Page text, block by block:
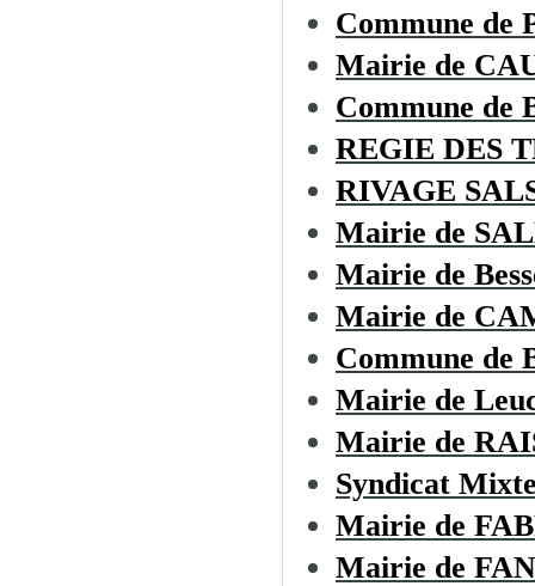
Commune de
Mairie de
Commune de
REGIE DES
RIVAGE
Mairie de
Mairie de
Mairie de
Commune de
Mairie de
Mairie de
Syndicat
Mairie de
Mairie de